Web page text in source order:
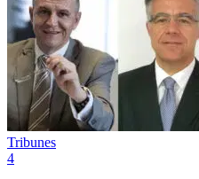
Tribunes
4